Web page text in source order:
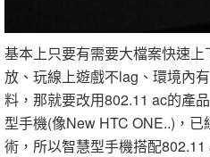
基本上只要有需要大檔案快速
放、玩線上遊戲不lag、環境內
料，那就要改用802.11 ac的產
型手機(像New HTC ONE..)，
術，所以智慧型手機搭配